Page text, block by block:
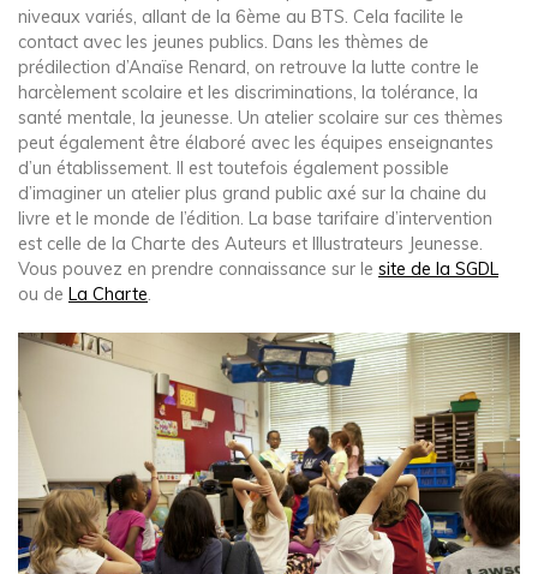
niveaux variés, allant de la 6ème au BTS. Cela facilite le
contact avec les jeunes publics. Dans les thèmes de
prédilection d’Anaïse Renard, on retrouve la lutte contre le
harcèlement scolaire et les discriminations, la tolérance, la
santé mentale, la jeunesse. Un atelier scolaire sur ces thèmes
peut également être élaboré avec les équipes enseignantes
d’un établissement. Il est toutefois également possible
d’imaginer un atelier plus grand public axé sur la chaine du
livre et le monde de l’édition. La base tarifaire d’intervention
est celle de la Charte des Auteurs et Illustrateurs Jeunesse.
Vous pouvez en prendre connaissance sur le site de la SGDL
ou de La Charte